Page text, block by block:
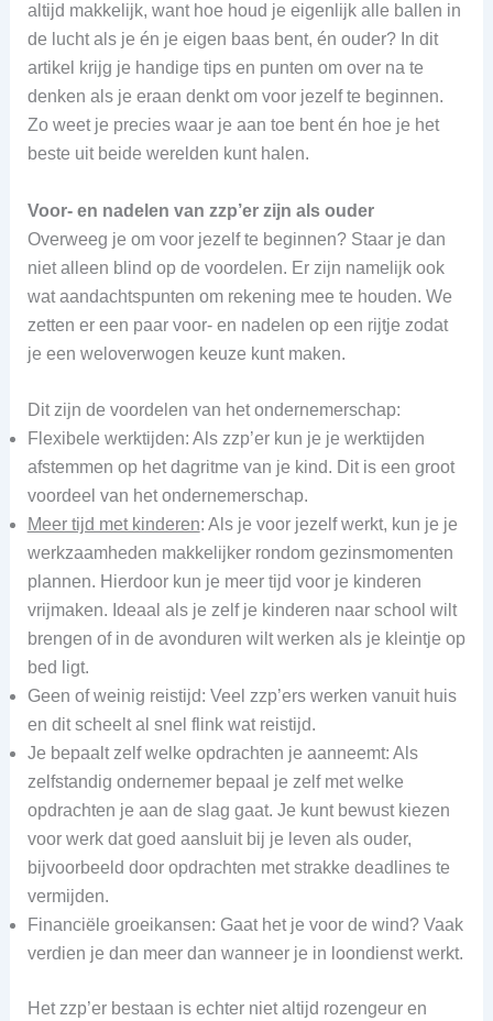
altijd makkelijk, want hoe houd je eigenlijk alle ballen in
de lucht als je én je eigen baas bent, én ouder? In dit
artikel krijg je handige tips en punten om over na te
denken als je eraan denkt om voor jezelf te beginnen.
Zo weet je precies waar je aan toe bent én hoe je het
beste uit beide werelden kunt halen.
Voor- en nadelen van zzp’er zijn als ouder
Overweeg je om voor jezelf te beginnen? Staar je dan
niet alleen blind op de voordelen. Er zijn namelijk ook
wat aandachtspunten om rekening mee te houden. We
zetten er een paar voor- en nadelen op een rijtje zodat
je een weloverwogen keuze kunt maken.
Dit zijn de voordelen van het ondernemerschap:
Flexibele werktijden: Als zzp’er kun je je werktijden
afstemmen op het dagritme van je kind. Dit is een groot
voordeel van het ondernemerschap.
Meer tijd met kinderen: Als je voor jezelf werkt, kun je je
werkzaamheden makkelijker rondom gezinsmomenten
plannen. Hierdoor kun je meer tijd voor je kinderen
vrijmaken. Ideaal als je zelf je kinderen naar school wilt
brengen of in de avonduren wilt werken als je kleintje op
bed ligt.
Geen of weinig reistijd: Veel zzp’ers werken vanuit huis
en dit scheelt al snel flink wat reistijd.
Je bepaalt zelf welke opdrachten je aanneemt: Als
zelfstandig ondernemer bepaal je zelf met welke
opdrachten je aan de slag gaat. Je kunt bewust kiezen
voor werk dat goed aansluit bij je leven als ouder,
bijvoorbeeld door opdrachten met strakke deadlines te
vermijden.
Financiële groeikansen: Gaat het je voor de wind? Vaak
verdien je dan meer dan wanneer je in loondienst werkt.
Het zzp’er bestaan is echter niet altijd rozengeur en